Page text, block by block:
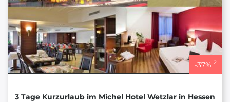
-37% 2
3 Tage Kurzurlaub im Michel Hotel Wetzlar in Hessen